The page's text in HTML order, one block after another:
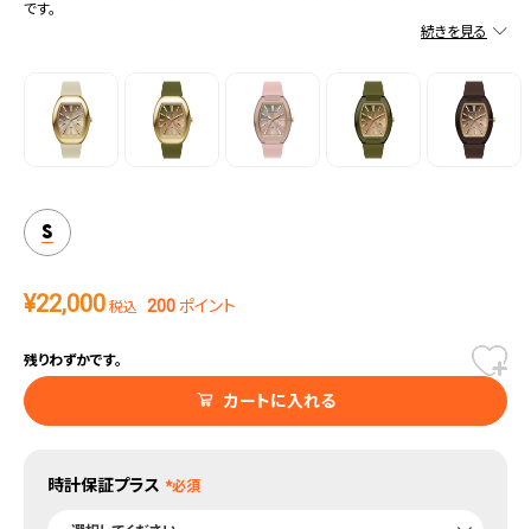
です。
エレガントでタイムレス、秋冬の重たくなりがちな装いに、遊び心ある差し色をプ
S
¥22,000 税込 200ポイント
残りわずかです。
カートに入れる
時計保証プラス